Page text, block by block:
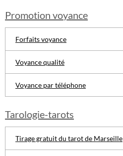
Promotion voyance
Forfaits voyance
Voyance qualité
Voyance par téléphone
Tarologie-tarots
Tirage gratuit du tarot de Marseille